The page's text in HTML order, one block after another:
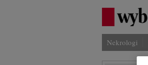
Nekrologi